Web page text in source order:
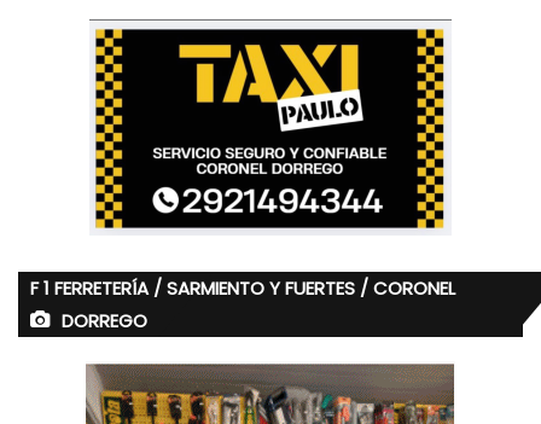
F 1 FERRETERÍA / SARMIENTO Y FUERTES / CORONEL
DORREGO